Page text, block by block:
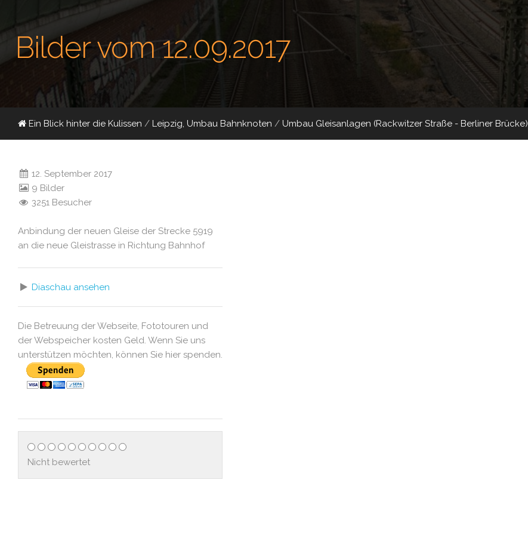
Bilder vom 12.09.2017
Ein Blick hinter die Kulissen / Leipzig, Umbau Bahnknoten / Umbau Gleisanlagen (Rackwitzer Straße - Berliner Brücke)
12. September 2017
9 Bilder
3251 Besucher
Anbindung der neuen Gleise der Strecke 5919
an die neue Gleistrasse in Richtung Bahnhof
Diaschau ansehen
Die Betreuung der Webseite, Fototouren und
der Webspeicher kosten Geld. Wenn Sie uns
unterstützen möchten, können Sie hier spenden.
Nicht bewertet